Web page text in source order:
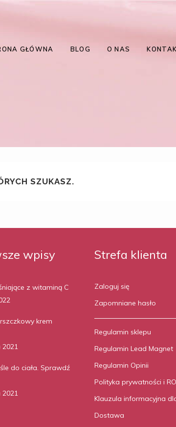
GŁÓWNA BLOG O NAS
SZUKASZ.
wpisy
z witaminą C
krem
2021
do ciała. Sprawdź
2021
Strefa klienta
Zaloguj się
Zapomniane hasło
Regulamin sklepu
Regulamin Lead Magnet
Regulamin Opinii
Polityka prywatności i
Klauzula informacyjna
Dostawa